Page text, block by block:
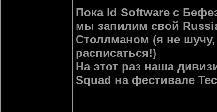
Пока Id Software с
мы запилим свой
Столлманом (я не шучу,
расписаться!)
На этот раз наша
Squad на фестивале